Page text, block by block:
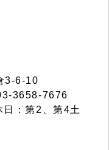
3-6-10
3658-7676
：第2、第4土